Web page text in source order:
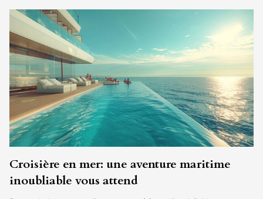
Croisière en mer: une aventure maritime
inoubliable vous attend